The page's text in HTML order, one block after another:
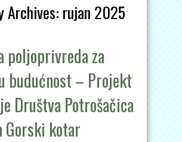
Archives: rujan 2025
poljoprivreda za
budućnost – Projekt
Društva Potrošačica
Gorski kotar